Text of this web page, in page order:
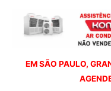
EM SÃO PAULO,
A